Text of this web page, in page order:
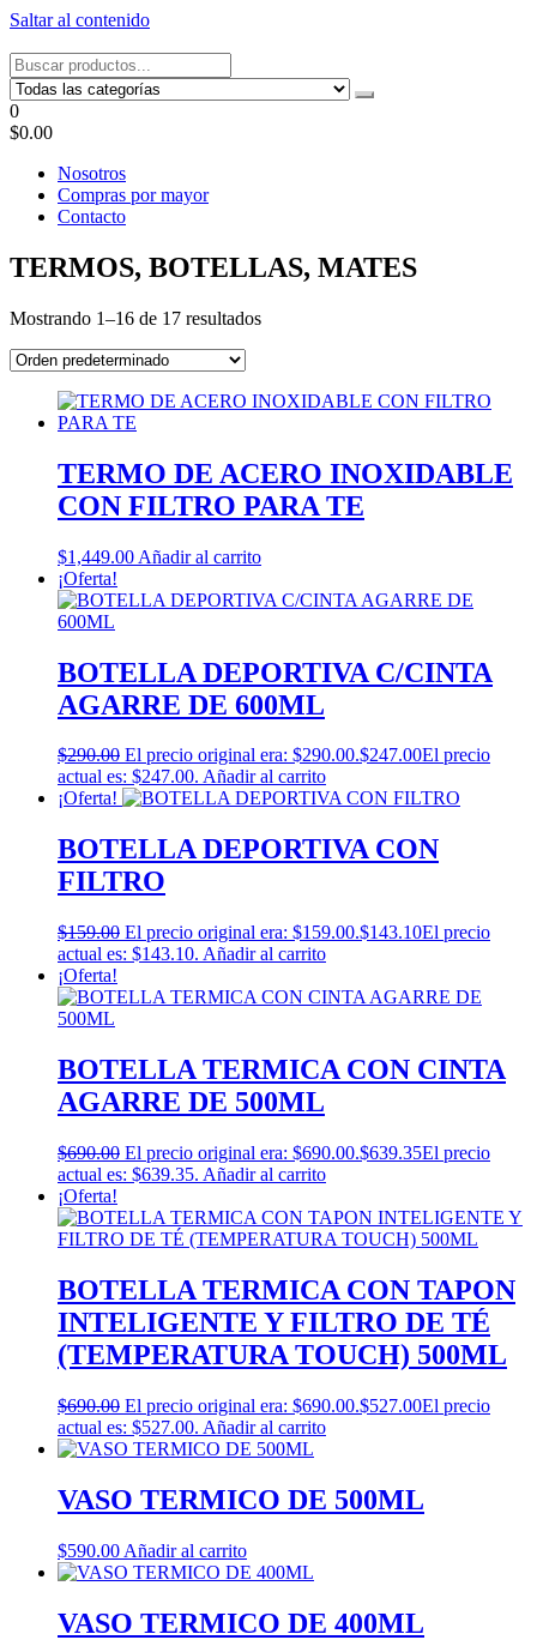
Saltar al contenido
Tel: 22087679 – Cel: 097 822122 – Joaquín Requena 2459
0
$0.00
Nosotros
Compras por mayor
Contacto
TERMOS, BOTELLAS, MATES
Mostrando 1–16 de 17 resultados
TERMO DE ACERO INOXIDABLE
CON FILTRO PARA TE
$1,449.00 Añadir al carrito
¡Oferta!
BOTELLA DEPORTIVA C/CINTA
AGARRE DE 600ML
$290.00 El precio original era: $290.00.$247.00El precio
actual es: $247.00. Añadir al carrito
¡Oferta!
BOTELLA DEPORTIVA CON
FILTRO
$159.00 El precio original era: $159.00.$143.10El precio
actual es: $143.10. Añadir al carrito
¡Oferta!
BOTELLA TERMICA CON CINTA
AGARRE DE 500ML
$690.00 El precio original era: $690.00.$639.35El precio
actual es: $639.35. Añadir al carrito
¡Oferta!
BOTELLA TERMICA CON TAPON
INTELIGENTE Y FILTRO DE TÉ
(TEMPERATURA TOUCH) 500ML
$690.00 El precio original era: $690.00.$527.00El precio
actual es: $527.00. Añadir al carrito
VASO TERMICO DE 500ML
$590.00 Añadir al carrito
VASO TERMICO DE 400ML